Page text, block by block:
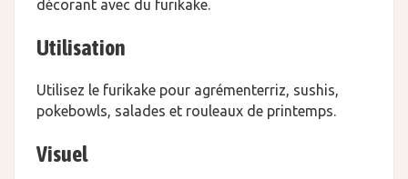
décorant avec du furikake.
Utilisation
Utilisez le furikake pour agrémenterriz, sushis,
pokebowls, salades et rouleaux de printemps.
Visuel